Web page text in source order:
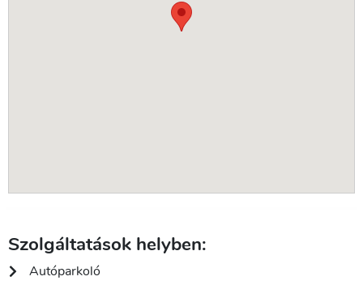
Szolgáltatások helyben:
Autóparkoló